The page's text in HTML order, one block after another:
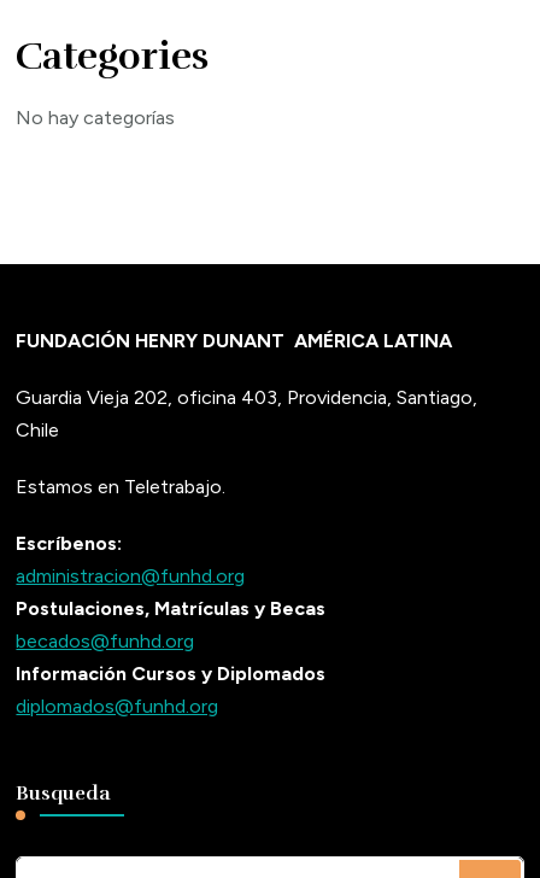
Categories
No hay categorías
FUNDACIÓN HENRY DUNANTAMÉRICA LATINA
Guardia Vieja 202, oficina 403, Providencia, Santiago,
Chile
Estamos en Teletrabajo.
Escríbenos:
administracion@funhd.org
Postulaciones, Matrículas y Becas
becados@funhd.org
Información Cursos y Diplomados
diplomados@funhd.org
Busqueda